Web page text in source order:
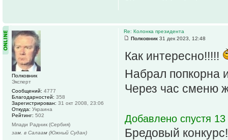
Re: Колонка президента
Полковник 31 дек 2023, 12:48
Как интересно!!!!!
Набрал попкорна
Через час сменю
Добавлено спустя
Бредовый конкурс!
Полковник
Эксперт
Сообщений: 4777
Благодарностей: 358
Зарегистрирован: 31 окт 2008, 23:06
Откуда: Украина
Рейтинг: 502
Млади Радник (Сербия)
зам. в Салаам (Южный Судан)